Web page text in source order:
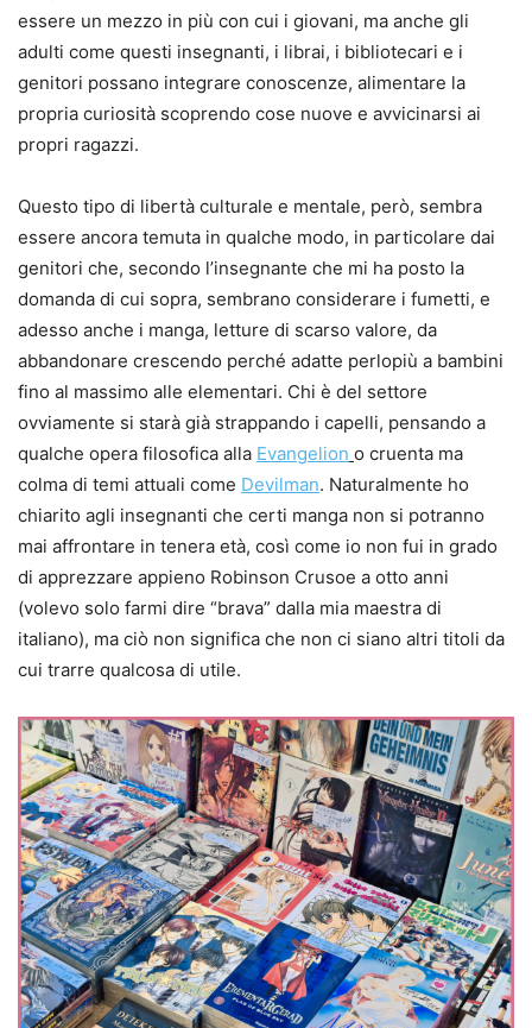
essere un mezzo in più con cui i giovani, ma anche gli
adulti come questi insegnanti, i librai, i bibliotecari e i
genitori possano integrare conoscenze, alimentare la
propria curiosità scoprendo cose nuove e avvicinarsi ai
propri ragazzi.
Questo tipo di libertà culturale e mentale, però, sembra
essere ancora temuta in qualche modo, in particolare dai
genitori che, secondo l’insegnante che mi ha posto la
domanda di cui sopra, sembrano considerare i fumetti, e
adesso anche i manga, letture di scarso valore, da
abbandonare crescendo perché adatte perlopiù a bambini
fino al massimo alle elementari. Chi è del settore
ovviamente si starà già strappando i capelli, pensando a
qualche opera filosofica alla Evangelion o cruenta ma
colma di temi attuali come Devilman. Naturalmente ho
chiarito agli insegnanti che certi manga non si potranno
mai affrontare in tenera età, così come io non fui in grado
di apprezzare appieno Robinson Crusoe a otto anni
(volevo solo farmi dire “brava” dalla mia maestra di
italiano), ma ciò non significa che non ci siano altri titoli da
cui trarre qualcosa di utile.